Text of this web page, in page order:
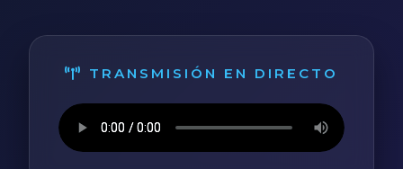
TRANSMISIÓN EN DIRECTO